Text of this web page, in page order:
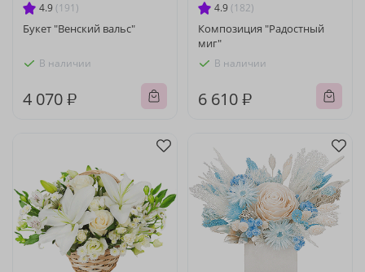
4.9 (191)
Букет "Венский вальс"
В наличии
4 070 ₽
4.9 (182)
Композиция "Радостный
миг"
В наличии
6 610 ₽